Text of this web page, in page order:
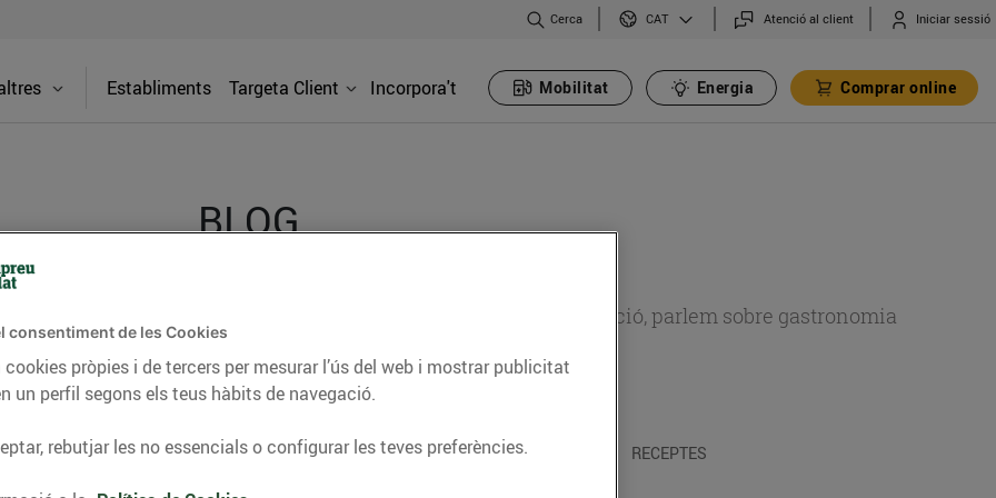
Cerca CAT Atenció al client Iniciar sessió
Establiments Targeta Client Incorpora't Mobilitat Energia Comprar online
BLOG
consells nutricionals, informació d’actualitat sobre alimentació, parlem sobre gastronomia
del nostre territori i molts altres temes.
CONSELLS I HÀBITS SALUDABLES ENERGIA GASTRONOMIA I TRADICIONS RECEPTES
consentiment de les Cookies
pròpies i de tercers per mesurar l’ús del web i mostrar publicitat
un perfil segons els teus hàbits de navegació.
rebutjar les no essencials o configurar les teves preferències.